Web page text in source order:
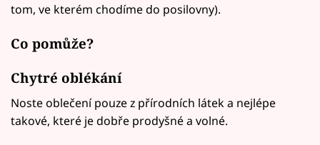
tom, ve kterém chodíme do posilovny).
Co pomůže?
Chytré oblékání
Noste oblečení pouze z přírodních látek a nejlépe
takové, které je dobře prodyšné a volné.